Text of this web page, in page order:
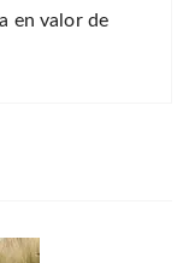
en valor de